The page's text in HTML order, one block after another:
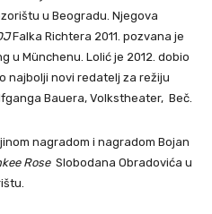
u Beogradu. Njegova
Falka Richtera 2011. pozvana je
u Münchenu. Lolić je 2012. dobio
najbolji novi redatelj za režiju
Bauera, Volkstheater, Beč.
nagradom i nagradom Bojan
RoseSlobodana Obradovića u